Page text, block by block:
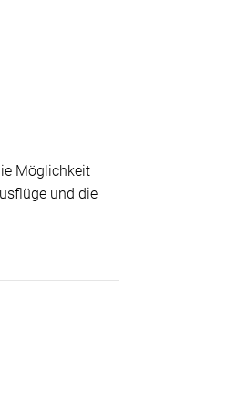
Möglichkeit
und die